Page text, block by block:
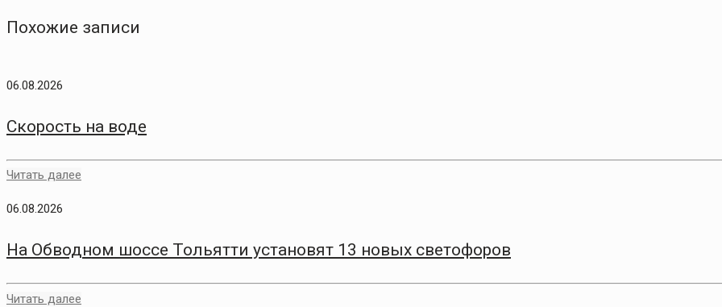
Похожие записи
06.08.2026
Скорость на воде
Читать далее
06.08.2026
На Обводном шоссе Тольятти установят 13 новых светофоров
Читать далее